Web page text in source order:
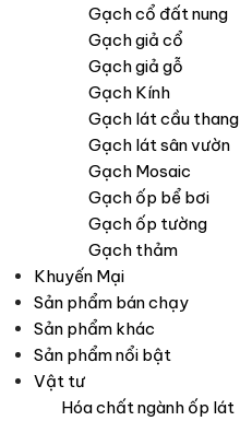
Gạch cổ đất nung
Gạch giả cổ
Gạch giả gỗ
Gạch Kính
Gạch lát cầu thang
Gạch lát sân vườn
Gạch Mosaic
Gạch ốp bể bơi
Gạch ốp tường
Gạch thảm
Khuyến Mại
Sản phẩm bán chạy
Sản phẩm khác
Sản phẩm nổi bật
Vật tư
Hóa chất ngành ốp lát